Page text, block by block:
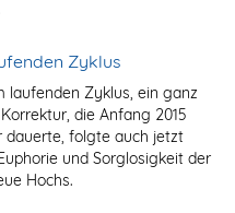
Zyklus
laufenden Zyklus, ein ganz
die Anfang 2015
dauerte, folgte auch jetzt
und Sorglosigkeit der
Hochs.